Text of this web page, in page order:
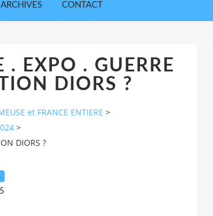
ARCHIVES CONTACT
EXPO . GUERRE
DIORS ?
et FRANCE ENTIERE >
>
DIORS ?